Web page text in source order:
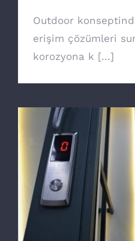
Outdoor
erişim çözümleri
korozyona k [...]
Ev asansörü